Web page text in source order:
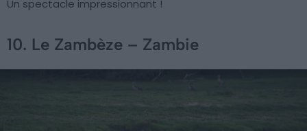
Un spectacle impressionnant !
10. Le Zambèze – Zambie